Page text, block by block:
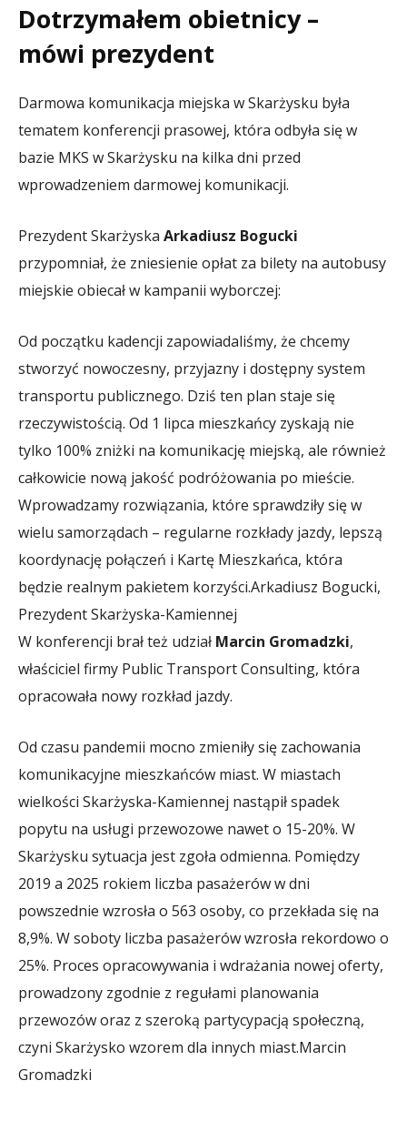
Dotrzymałem obietnicy –
mówi prezydent
Darmowa komunikacja miejska w Skarżysku była
tematem konferencji prasowej, która odbyła się w
bazie MKS w Skarżysku na kilka dni przed
wprowadzeniem darmowej komunikacji.
Prezydent Skarżyska Arkadiusz Bogucki
przypomniał, że zniesienie opłat za bilety na autobusy
miejskie obiecał w kampanii wyborczej:
Od początku kadencji zapowiadaliśmy, że chcemy
stworzyć nowoczesny, przyjazny i dostępny system
transportu publicznego. Dziś ten plan staje się
rzeczywistością. Od 1 lipca mieszkańcy zyskają nie
tylko 100% zniżki na komunikację miejską, ale również
całkowicie nową jakość podróżowania po mieście.
Wprowadzamy rozwiązania, które sprawdziły się w
wielu samorządach – regularne rozkłady jazdy, lepszą
koordynację połączeń i Kartę Mieszkańca, która
będzie realnym pakietem korzyści.Arkadiusz Bogucki,
Prezydent Skarżyska-Kamiennej
W konferencji brał też udział Marcin Gromadzki,
właściciel firmy Public Transport Consulting, która
opracowała nowy rozkład jazdy.
Od czasu pandemii mocno zmieniły się zachowania
komunikacyjne mieszkańców miast. W miastach
wielkości Skarżyska-Kamiennej nastąpił spadek
popytu na usługi przewozowe nawet o 15-20%. W
Skarżysku sytuacja jest zgoła odmienna. Pomiędzy
2019 a 2025 rokiem liczba pasażerów w dni
powszednie wzrosła o 563 osoby, co przekłada się na
8,9%. W soboty liczba pasażerów wzrosła rekordowo o
25%. Proces opracowywania i wdrażania nowej oferty,
prowadzony zgodnie z regułami planowania
przewozów oraz z szeroką partycypacją społeczną,
czyni Skarżysko wzorem dla innych miast.Marcin
Gromadzki